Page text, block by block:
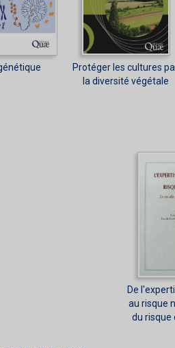
Protéger les cultures
la diversité végétale
De
au risque
du risque